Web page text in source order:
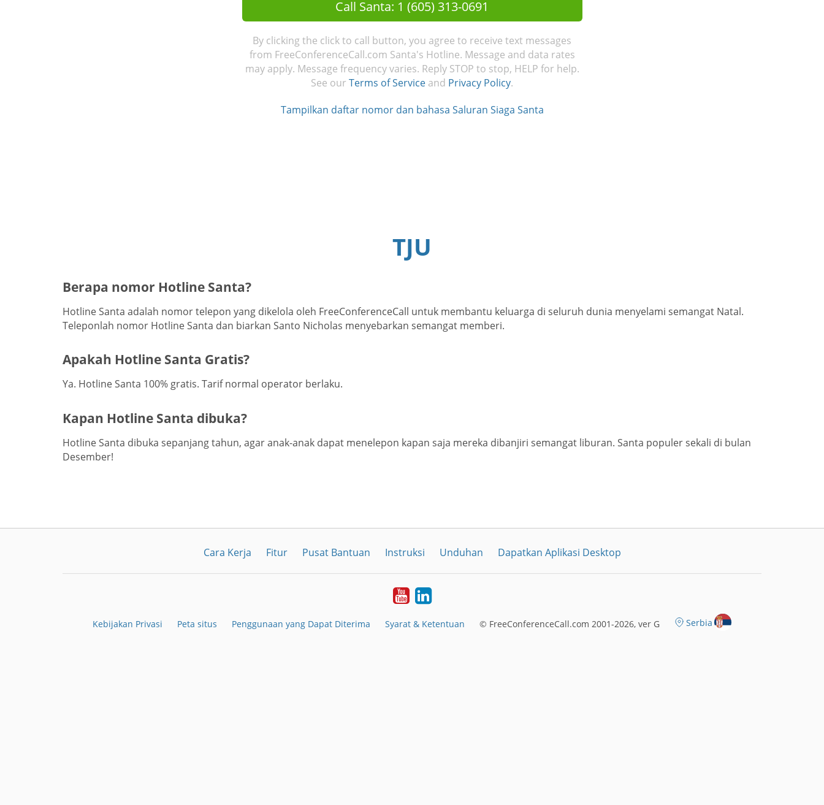
Call Santa: 1 (605) 313-0691
By clicking the click to call button, you agree to receive text messages
from FreeConferenceCall.com Santa's Hotline. Message and data rates
may apply. Message frequency varies. Reply STOP to stop, HELP for help.
See our Terms of Service and Privacy Policy.
Tampilkan daftar nomor dan bahasa Saluran Siaga Santa
TJU
Berapa nomor Hotline Santa?
Hotline Santa adalah nomor telepon yang dikelola oleh FreeConferenceCall untuk membantu keluarga di seluruh dunia menyelami semangat Natal.
Teleponlah nomor Hotline Santa dan biarkan Santo Nicholas menyebarkan semangat memberi.
Apakah Hotline Santa Gratis?
Ya. Hotline Santa 100% gratis. Tarif normal operator berlaku.
Kapan Hotline Santa dibuka?
Hotline Santa dibuka sepanjang tahun, agar anak-anak dapat menelepon kapan saja mereka dibanjiri semangat liburan. Santa populer sekali di bulan
Desember!
Cara Kerja Fitur Pusat Bantuan Instruksi Unduhan Dapatkan Aplikasi Desktop
YouTubeLinkedIn
Kebijakan Privasi Peta situs Penggunaan yang Dapat Diterima Syarat & Ketentuan © FreeConferenceCall.com 2001-2026, ver G Serbia